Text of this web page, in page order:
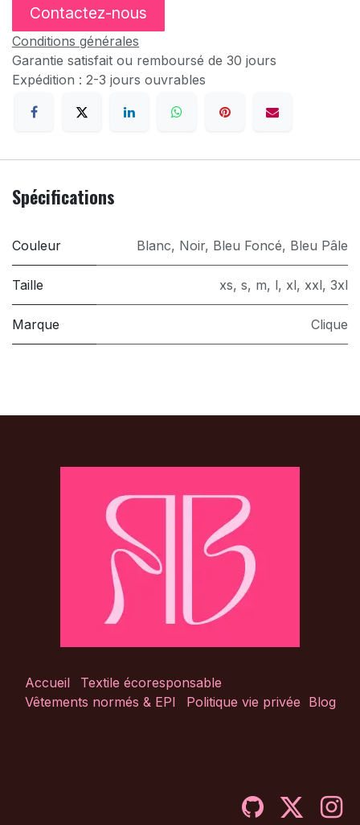
Contactez-nous
Conditions générales
Garantie satisfait ou remboursé de 30 jours
Expédition : 2-3 jours ouvrables
Spécifications
Couleur Blanc, Noir, Bleu Foncé, Bleu Pâle
Taille xs, s, m, l, xl, xxl, 3xl
Marque Clique
Accueil
Textile écoresponsable
Vêtements normés & EPI
Politique vie privée Blog